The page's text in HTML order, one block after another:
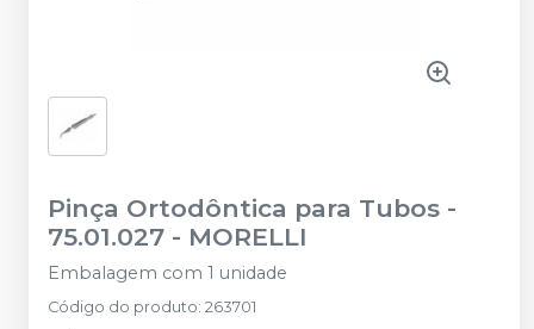
Pinça Ortodôntica para Tubos -
75.01.027 - MORELLI
Embalagem com 1 unidade
Código do produto: 263701